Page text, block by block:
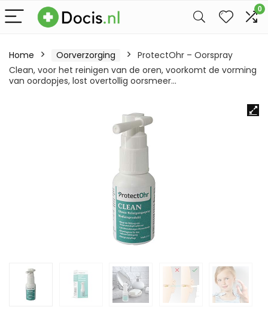
0
Home Oorverzorging
ProtectOhr – Oorspray
Clean, voor het reinigen van de oren, voorkomt de vorming
van oordopjes, lost overtollig oorsmeer…